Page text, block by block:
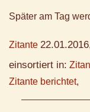
Später am Tag
Zitante
einsortiert in:
Zitante berichtet,